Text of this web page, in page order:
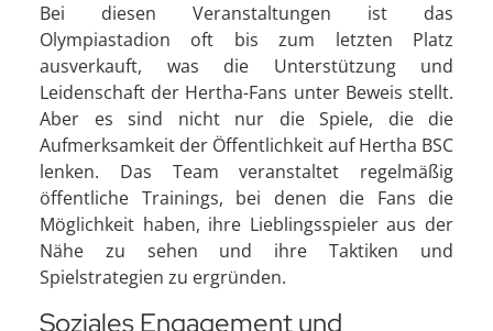
Bei diesen Veranstaltungen ist das
Olympiastadion oft bis zum letzten Platz
ausverkauft, was die Unterstützung und
Leidenschaft der Hertha-Fans unter Beweis stellt.
Aber es sind nicht nur die Spiele, die die
Aufmerksamkeit der Öffentlichkeit auf Hertha BSC
lenken. Das Team veranstaltet regelmäßig
öffentliche Trainings, bei denen die Fans die
Möglichkeit haben, ihre Lieblingsspieler aus der
Nähe zu sehen und ihre Taktiken und
Spielstrategien zu ergründen.
Soziales Engagement und